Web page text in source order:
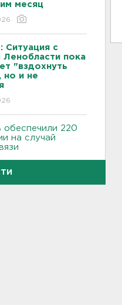
месяц
Ситуация с
Ленобласти пока
"вздохнуть
но и не
обеспечили 220
на случай